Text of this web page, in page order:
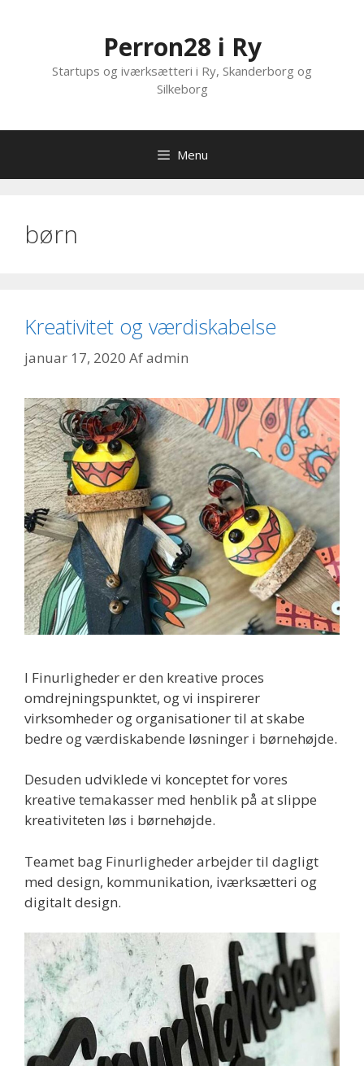
Perron28 i Ry
Startups og iværksætteri i Ry, Skanderborg og
Silkeborg
Menu
børn
Kreativitet og værdiskabelse
januar 17, 2020 Afadmin
I Finurligheder er den kreative proces
omdrejningspunktet, og vi inspirerer
virksomheder og organisationer til at skabe
bedre og værdiskabende løsninger i børnehøjde.
Desuden udviklede vi konceptet for vores
kreative temakasser med henblik på at slippe
kreativiteten løs i børnehøjde.
Teamet bag Finurligheder arbejder til dagligt
med design, kommunikation, iværksætteri og
digitalt design.